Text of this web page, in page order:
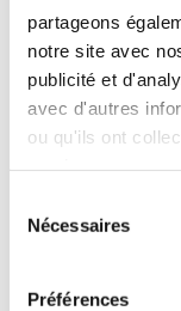
partageons
notre site avec
publicité et
avec d'autres
ou qu'ils ont
Nécessaires
Préférences
Plateau de
Commandez
heures à
occasion et
conseil et
note de votre